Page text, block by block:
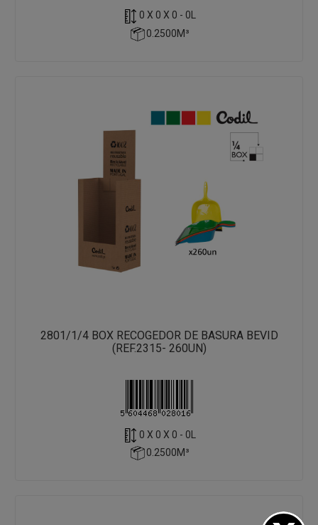
0 X 0 X 0 - 0L
0.2500M³
2801/1/4 BOX RECOGEDOR DE BASURA BEVID
(REF.2315- 260UN)
0 X 0 X 0 - 0L
0.2500M³